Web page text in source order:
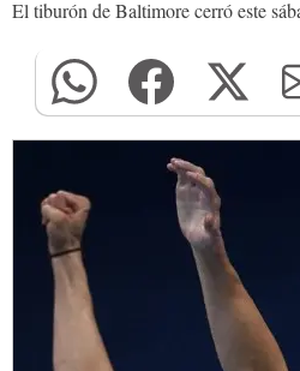
El tiburón de Baltimore cerró este